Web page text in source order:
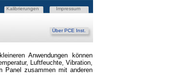
Kalibrierungen Impressum
Über PCE Inst.
Anwendungen können
Luftfeuchte, Vibration,
Panel zusammen mit anderen